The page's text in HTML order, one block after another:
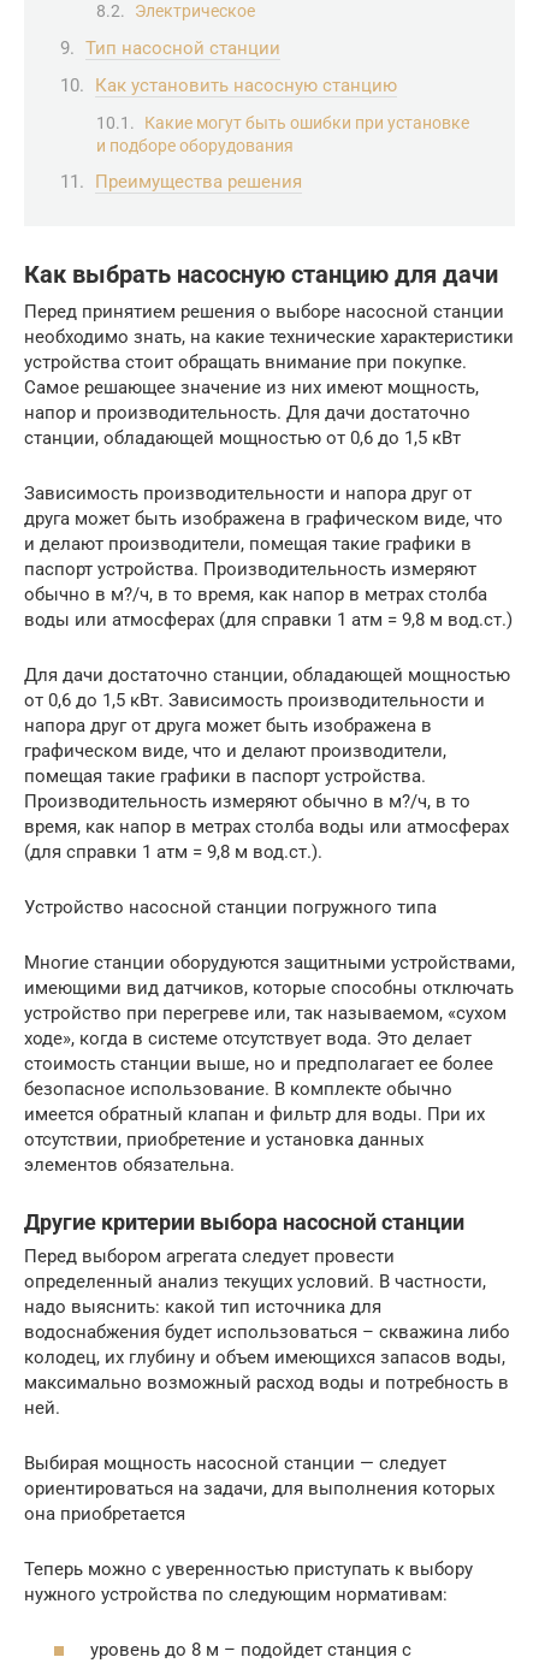
Электрическое
Тип насосной станции
Как установить насосную станцию
Какие могут быть ошибки при установке
и подборе оборудования
Преимущества решения
Как выбрать насосную станцию для дачи
Перед принятием решения о выборе насосной станции
необходимо знать, на какие технические характеристики
устройства стоит обращать внимание при покупке.
Самое решающее значение из них имеют мощность,
напор и производительность. Для дачи достаточно
станции, обладающей мощностью от 0,6 до 1,5 кВт
Зависимость производительности и напора друг от
друга может быть изображена в графическом виде, что
и делают производители, помещая такие графики в
паспорт устройства. Производительность измеряют
обычно в м?/ч, в то время, как напор в метрах столба
воды или атмосферах (для справки 1 атм = 9,8 м вод.ст.)
Для дачи достаточно станции, обладающей мощностью
от 0,6 до 1,5 кВт. Зависимость производительности и
напора друг от друга может быть изображена в
графическом виде, что и делают производители,
помещая такие графики в паспорт устройства.
Производительность измеряют обычно в м?/ч, в то
время, как напор в метрах столба воды или атмосферах
(для справки 1 атм = 9,8 м вод.ст.).
Устройство насосной станции погружного типа
Многие станции оборудуются защитными устройствами,
имеющими вид датчиков, которые способны отключать
устройство при перегреве или, так называемом, «сухом
ходе», когда в системе отсутствует вода. Это делает
стоимость станции выше, но и предполагает ее более
безопасное использование. В комплекте обычно
имеется обратный клапан и фильтр для воды. При их
отсутствии, приобретение и установка данных
элементов обязательна.
Другие критерии выбора насосной станции
Перед выбором агрегата следует провести
определенный анализ текущих условий. В частности,
надо выяснить: какой тип источника для
водоснабжения будет использоваться – скважина либо
колодец, их глубину и объем имеющихся запасов воды,
максимально возможный расход воды и потребность в
ней.
Выбирая мощность насосной станции — следует
ориентироваться на задачи, для выполнения которых
она приобретается
Теперь можно с уверенностью приступать к выбору
нужного устройства по следующим нормативам:
уровень до 8 м – подойдет станция с